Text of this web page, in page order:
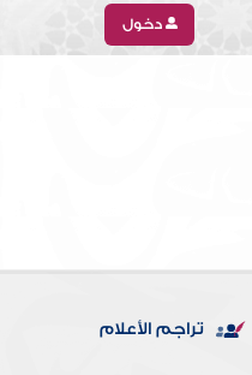
دخول
تراجم الأعلام